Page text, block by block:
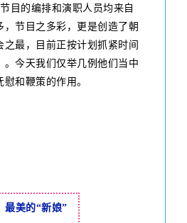
目的编排和演职人员均来自
，节目之多彩，更是创造了朝
之最，目前正按计划抓紧时间
。今天我们仅举几例他们当中
和鞭策的作用。
最美的“新娘”